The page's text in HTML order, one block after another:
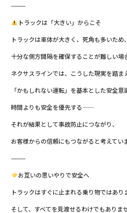
⸻
トラックは「大きい」からこそ
トラックは車体が大きく、死角も多いため、
十分な側方間隔を確保することが難しい場
ネクサスラインでは、こうした現実を踏ま
「かもしれない運転」を基本とした安全意
時間よりも安全を優先する――
それが結果として事故防止につながり、
お客様からの信頼にもつながると考えていま
⸻
お互いの思いやりで安全へ
トラックはすぐに止まれる乗り物ではあり
そして、すべてを見渡せるわけでもありませ